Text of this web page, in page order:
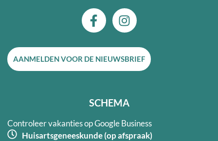
F
a
e
b
o
k
-
f
I
n
t
a
g
a
m
AANMELDEN VOOR DE NIEUWSBRIEF
SCHEMA
Controleer vakanties op Google Business
Huisartsgeneeskunde (op afspraak)